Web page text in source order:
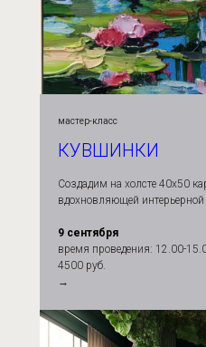
мастер-класс
КУВШИНКИ
Cоздадим на холсте 40х50
вдохновляющей интерьерной
9 сентября
время проведения: 12.00-
4500 руб.
→